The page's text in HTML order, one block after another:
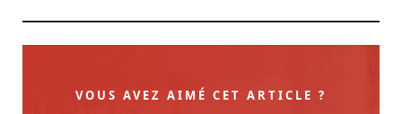
VOUS AVEZ AIMÉ CET ARTICLE ?